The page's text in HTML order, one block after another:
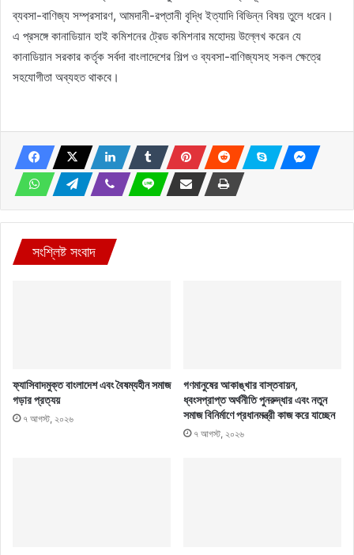
ব্যবসা-বাণিজ্য সম্প্রসারণ, আমদানী-রপ্তানী বৃদ্ধি ইত্যাদি বিভিন্ন বিষয় তুলে ধরেন।
এ প্রসঙ্গে কানাডিয়ান হাই কমিশনের ট্রেড কমিশনার মহোদয় উল্লেখ করেন যে
কানাডিয়ান সরকার কর্তৃক সর্বদা বাংলাদেশের শিল্প ও ব্যবসা-বাণিজ্যসহ সকল ক্ষেত্রে
সহযোগীতা অব্যহত থাকবে।
সংশ্লিষ্ট সংবাদ
ফ্যাসিবাদমুক্ত বাংলাদেশ এবং বৈষম্যহীন সমাজ
গড়ার প্রত্যয়
৭ আগস্ট, ২০২৬
গণমানুষের আকাঙ্খার বাস্তবায়ন,
ধ্বংসপ্রাপ্ত অর্থনীতি পুনরুদ্ধার এবং নতুন
সমাজ বিনির্মাণে প্রধানমন্ত্রী কাজ করে যাচ্ছেন
৭ আগস্ট, ২০২৬